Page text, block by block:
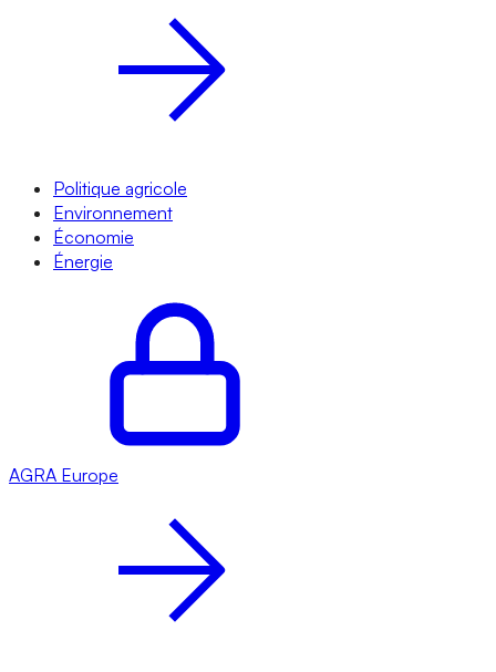
Politique agricole
Environnement
Économie
Énergie
AGRA Europe